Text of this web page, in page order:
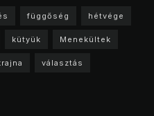
függőség hétvége
kütyük Menekültek
választás